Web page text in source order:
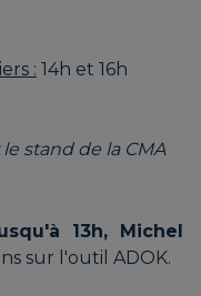
: 14h et 16h
stand de la CMA
13h, Michel
sur l'outil ADOK.